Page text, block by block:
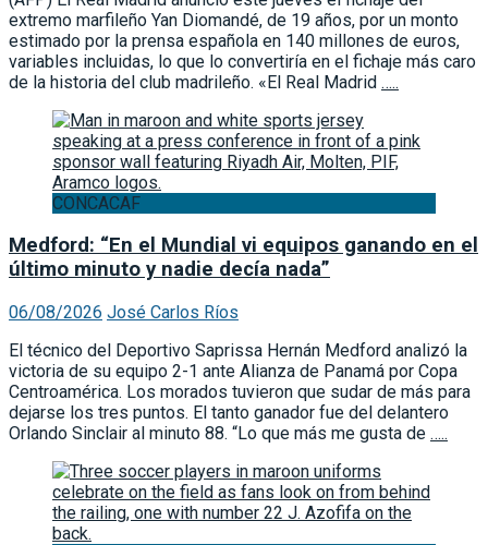
extremo marfileño Yan Diomandé, de 19 años, por un monto
estimado por la prensa española en 140 millones de euros,
variables incluidas, lo que lo convertiría en el fichaje más caro
de la historia del club madrileño. «El Real Madrid …..
CONCACAF
Medford: “En el Mundial vi equipos ganando en el
último minuto y nadie decía nada”
06/08/2026 José Carlos Ríos
El técnico del Deportivo Saprissa Hernán Medford analizó la
victoria de su equipo 2-1 ante Alianza de Panamá por Copa
Centroamérica. Los morados tuvieron que sudar de más para
dejarse los tres puntos. El tanto ganador fue del delantero
Orlando Sinclair al minuto 88. “Lo que más me gusta de …..